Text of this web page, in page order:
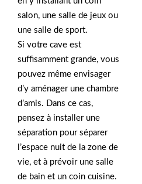
salon, une salle de jeux ou
une salle de sport.
Si votre cave est
suffisamment grande, vous
pouvez même envisager
d’y aménager une chambre
d’amis. Dans ce cas,
pensez à installer une
séparation pour séparer
l’espace nuit de la zone de
vie, et à prévoir une salle
de bain et un coin cuisine.